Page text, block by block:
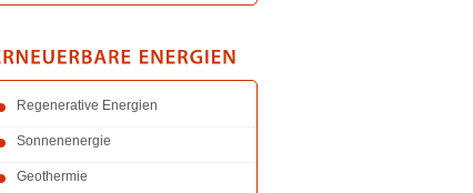
Regenerative Energien
Sonnenenergie
Geothermie